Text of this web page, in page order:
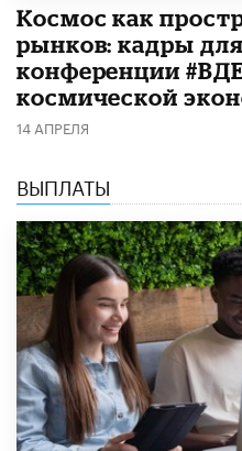
Космос как
рынков: кадры
конференции
космической
14 АПРЕЛЯ
ВЫПЛАТЫ